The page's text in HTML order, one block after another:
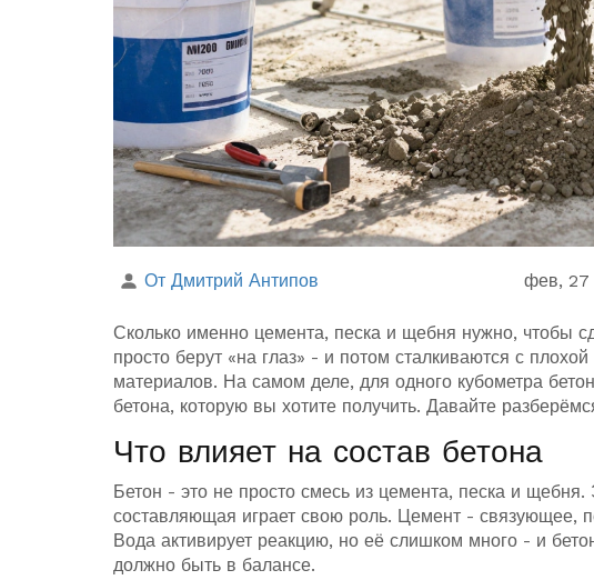
От Дмитрий Антипов фев, 27
Сколько именно цемента, песка и щебня нужно, чтобы
просто берут «на глаз» - и потом сталкиваются с
материалов. На самом деле, для одного кубометра
бетона, которую вы хотите получить. Давайте
Что влияет на состав бетона
Бетон - это не просто смесь из цемента, песка и
составляющая играет свою роль. Цемент - связующее,
Вода активирует реакцию, но её слишком много - и
должно быть в балансе.